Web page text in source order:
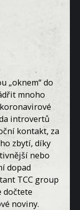
„oknem“ do
mnoho
introvertů
kontakt, za
zbytí, díky
nebo
dopad
TCC group
dočtete
noviny.